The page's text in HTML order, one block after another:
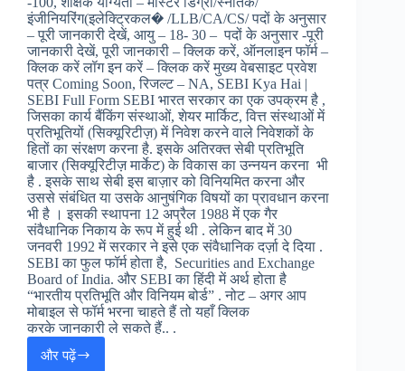
एम्प्लोयी
सलेक्शन
बोर्ड
ग्रुप
2
जॉब्स,
इंजीनियरिंग(इलेक्ट्रिकल� /LLB/CA/CS/ पदों के अनुसार
– पूरी जानकारी देखें, आयु – 18- 30 – पदों के अनुसार -पूरी
जानकारी देखें, पूरी जानकारी – क्लिक करें, ऑनलाइन फॉर्म –
क्लिक करें लॉग इन करें – क्लिक करें मुख्य वेबसाइट प्रवेश
पत्र Coming Soon, रिजल्ट – NA, SEBI Kya Hai |
SEBI Full Form SEBI भारत सरकार का एक उपक्रम है ,
जिसका कार्य बैंकिंग संस्थाओं, शेयर मार्किट, वित्त संस्थाओं में
प्रतिभूतियों (सिक्यूरिटीज़) में निवेश करने वाले निवेशकों के
हितों का संरक्षण करना है. इसके अतिरक्त सेबी प्रतिभूति
बाजार (सिक्यूरिटीज़ मार्केट) के विकास का उन्नयन करना भी
है . इसके साथ सेबी इस बाज़ार को विनियमित करना और
उससे संबंधित या उसके आनुषंगिक विषयों का प्रावधान करना
भी है । इसकी स्थापना 12 अप्रैल 1988 में एक गैर
संवैधानिक निकाय के रूप में हुई थी . लेकिन बाद में 30
जनवरी 1992 में सरकार ने इसे एक संवैधानिक दर्ज़ा दे दिया .
SEBI का फुल फॉर्म होता है, Securities and Exchange
Board of India. और SEBI का हिंदी में अर्थ होता है
“भारतीय प्रतिभूति और विनियम बोर्ड” . नोट – अगर आप
मोबाइल से फॉर्म भरना चाहते हैं तो यहाँ क्लिक
करके जानकारी ले सकते हैं.. .
और पढ़ेंSEBI